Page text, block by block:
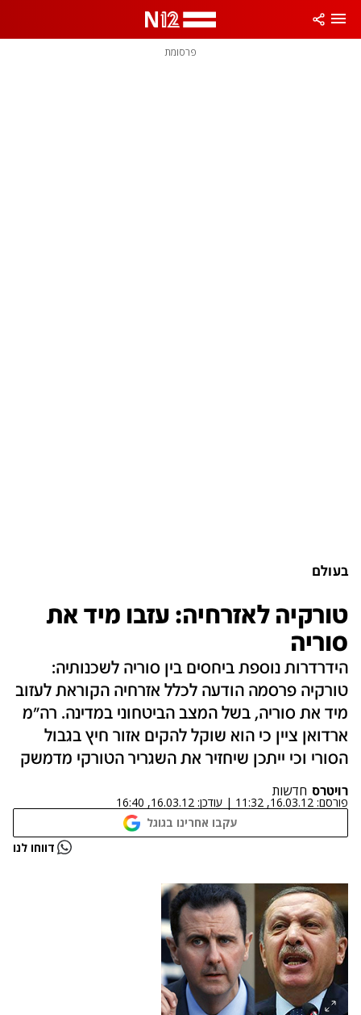
פרסומת
בעולם
טורקיה לאזרחיה: עזבו מיד את
סוריה
הידרדרות נוספת ביחסים בין סוריה לשכנותיה:
טורקיה פרסמה הודעה לכלל אזרחיה הקוראת לעזוב
מיד את סוריה, בשל המצב הביטחוני במדינה. רה"מ
ארדואן ציין כי הוא שוקל להקים אזור חיץ בגבול
הסורי וכי ייתכן שיחזיר את השגריר הטורקי מדמשק
רויטרס חדשות
פורסם: 16.03.12, 11:32
| עודכן: 16.03.12, 16:40
עקבו אחרינו בגוגל
נתקלנו בבעיה דווחו לנו